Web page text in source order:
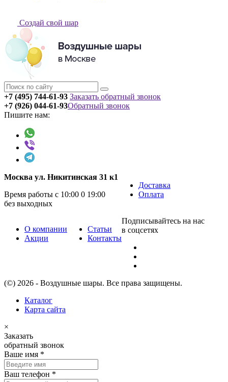
Создай свой шар
+7 (495) 744-61-93 Заказать обратный звонок
+7 (926) 044-61-93
Пишите нам:
Обратный звонок
Москва ул. Никитинская 31 к1
Время работы с 10:00 0 19:00
без выходных
Доставка
Оплата
О компании
Акции
Статьи
Контакты
Подписывайтесь на нас
в соцсетях
(©) 2026 - Воздушные шары. Все права защищены.
Каталог
Карта сайта
×
Заказать
обратный звонок
Ваше имя *
Ваш телефон *